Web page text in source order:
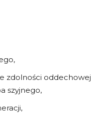
zdolności oddechowej
szyjnego,